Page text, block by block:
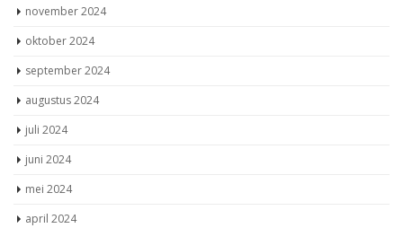
november 2024
oktober 2024
september 2024
augustus 2024
juli 2024
juni 2024
mei 2024
april 2024